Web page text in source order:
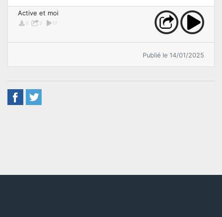
Active et moi
0 3 17
Publié le 14/01/2025